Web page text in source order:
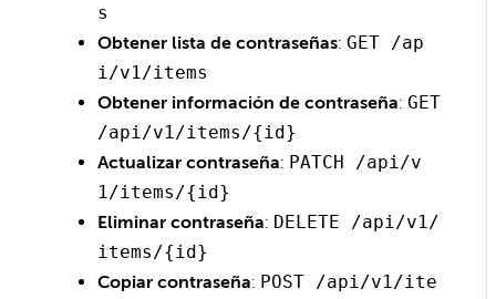
s
Obtener lista de contraseñas: GET /ap
i/v1/items
Obtener información de contraseña: GET
/api/v1/items/{id}
Actualizar contraseña: PATCH /api/v
1/items/{id}
Eliminar contraseña: DELETE /api/v1/
items/{id}
Copiar contraseña: POST /api/v1/ite